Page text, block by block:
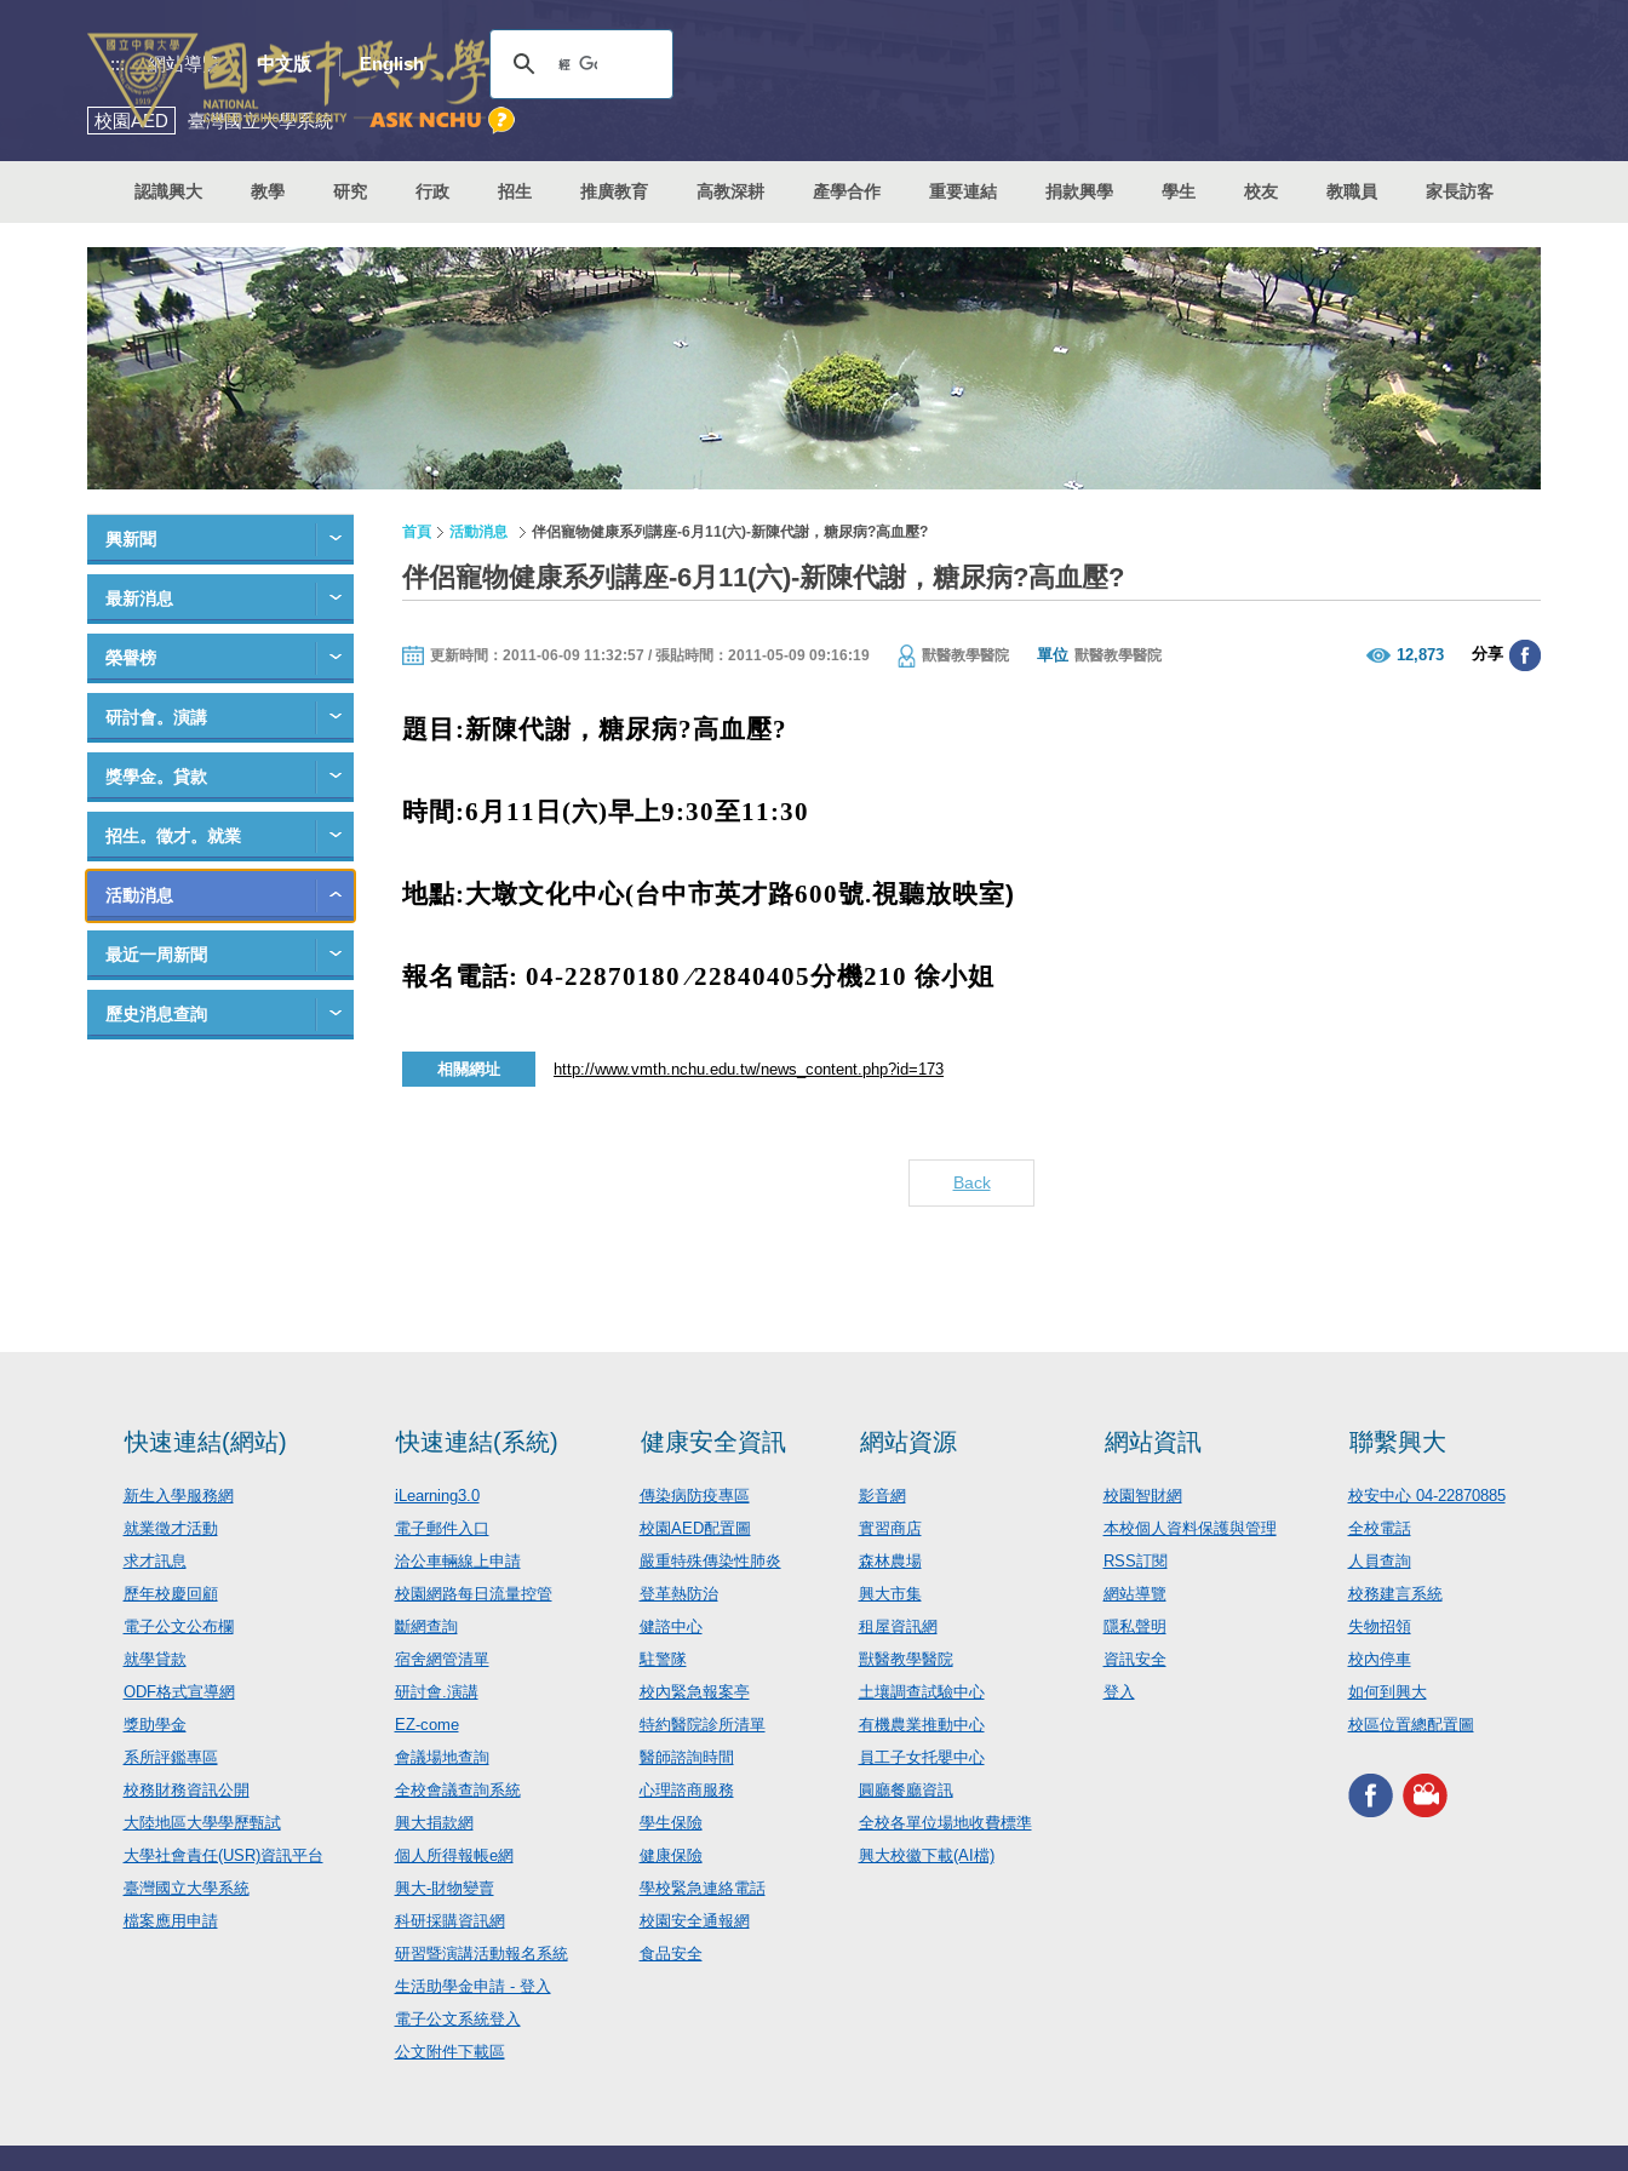
::: 網站導覽 中文版 English
校園AED 臺灣國立大學系統
認識興大 教學 研究 行政 招生 推廣教育 高教深耕 產學合作 重要連結 捐款興學 學生 校友 教職員 家長訪客
興新聞
最新消息
榮譽榜
研討會。演講
獎學金。貸款
招生。徵才。就業
活動消息
最近一周新聞
歷史消息查詢
首頁 活動消息 伴侶寵物健康系列講座-6月11(六)-新陳代謝，糖尿病?高血壓?
伴侶寵物健康系列講座-6月11(六)-新陳代謝，糖尿病?高血壓?
更新時間：2011-06-09 11:32:57 / 張貼時間：2011-05-09 09:16:19 獸醫教學醫院 單位 獸醫教學醫院 12,873 分享
題目 :新陳代謝，糖尿病?高血壓?
時間 :6月11 日 (六)早上9:30至11:30
地點:大墩文化中心(台中市英才路600號.視聽放映室)
報名電話: 04-22870180∕22840405分機210 徐小姐
相關網址 http://www.vmth.nchu.edu.tw/news_content.php?id=173
Back
快速連結(網站)
新生入學服務網
就業徵才活動
求才訊息
歷年校慶回顧
電子公文公布欄
就學貸款
ODF格式宣導網
獎助學金
系所評鑑專區
校務財務資訊公開
大陸地區大學學歷甄試
大學社會責任(USR)資訊平台
臺灣國立大學系統
檔案應用申請
快速連結(系統)
iLearning3.0
電子郵件入口
洽公車輛線上申請
校園網路每日流量控管
斷網查詢
宿舍網管清單
研討會.演講
EZ-come
會議場地查詢
全校會議查詢系統
興大捐款網
個人所得報帳e網
興大-財物變賣
科研採購資訊網
研習暨演講活動報名系統
生活助學金申請 - 登入
電子公文系統登入
公文附件下載區
健康安全資訊
傳染病防疫專區
校園AED配置圖
嚴重特殊傳染性肺炎
登革熱防治
健諮中心
駐警隊
校內緊急報案亭
特約醫院診所清單
醫師諮詢時間
心理諮商服務
學生保險
健康保險
學校緊急連絡電話
校園安全通報網
食品安全
網站資源
影音網
實習商店
森林農場
興大市集
租屋資訊網
獸醫教學醫院
土壤調查試驗中心
有機農業推動中心
員工子女托嬰中心
圓廳餐廳資訊
全校各單位場地收費標準
興大校徽下載(AI檔)
網站資訊
校園智財網
本校個人資料保護與管理
RSS訂閱
網站導覽
隱私聲明
資訊安全
登入
聯繫興大
校安中心 04-22870885
全校電話
人員查詢
校務建言系統
失物招領
校內停車
如何到興大
校區位置總配置圖